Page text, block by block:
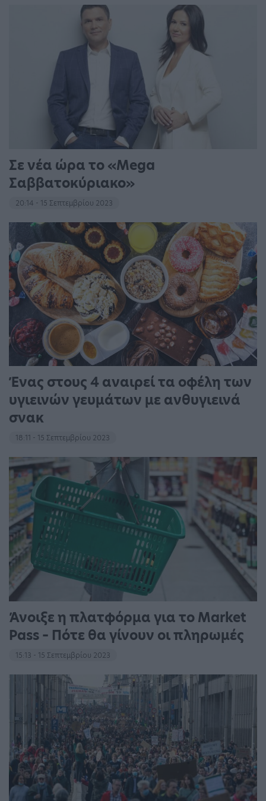
Σε νέα ώρα το «Mega
Σαββατοκύριακο»
20:14 - 15 Σεπτεμβρίου 2023
Ένας στους 4 αναιρεί τα οφέλη των
υγιεινών γευμάτων με ανθυγιεινά
σνακ
18:11 - 15 Σεπτεμβρίου 2023
Άνοιξε η πλατφόρμα για το Market
Pass – Πότε θα γίνουν οι πληρωμές
15:13 - 15 Σεπτεμβρίου 2023